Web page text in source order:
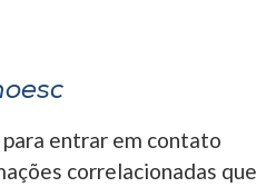
entrar em contato
correlacionadas que